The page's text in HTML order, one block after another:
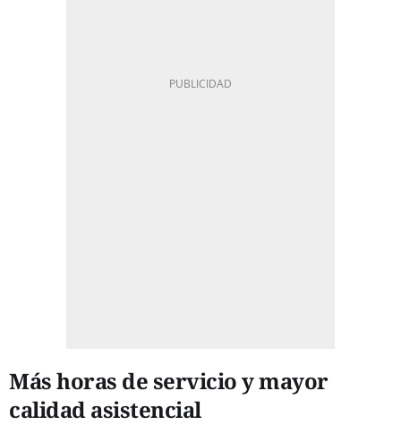
Más horas de servicio y mayor
calidad asistencial